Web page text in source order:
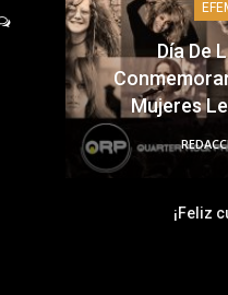
Día De
Mujeres
¡Feliz